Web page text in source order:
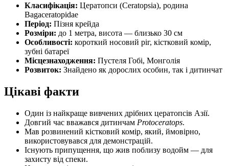
Класифікація: Цератопси (Ceratopsia), родина
Bagaceratopidae
Період: Пізня крейда
Розміри: до 1 метра, висота — близько 30 см
Особливості: короткий носовий ріг, кістковий комір,
зубні батареї
Місцезнаходження: Пустеля Гобі, Монголія
Розвиток: Знайдено як дорослих особин, так і дитинчат
Цікаві факти
Один із найкраще вивчених дрібних цератопсів Азії.
Довгий час вважався дитинчам Protoceratops.
Мав розвинений кістковий комір, який, ймовірно,
використовувався для демонстрацій.
Існують припущення, що жив поблизу водойм — для
захисту від спеки.